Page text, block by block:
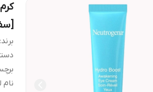
برند:
نام